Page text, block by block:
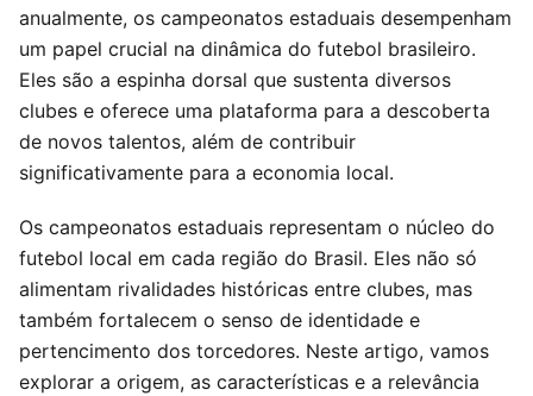
anualmente, os campeonatos estaduais desempenham
um papel crucial na dinâmica do futebol brasileiro.
Eles são a espinha dorsal que sustenta diversos
clubes e oferece uma plataforma para a descoberta
de novos talentos, além de contribuir
significativamente para a economia local.
Os campeonatos estaduais representam o núcleo do
futebol local em cada região do Brasil. Eles não só
alimentam rivalidades históricas entre clubes, mas
também fortalecem o senso de identidade e
pertencimento dos torcedores. Neste artigo, vamos
explorar a origem, as características e a relevância